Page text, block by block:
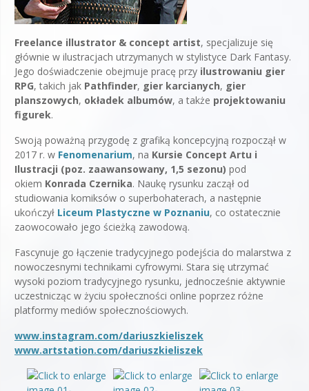
Freelance illustrator & concept artist, specjalizuje się
głównie w ilustracjach utrzymanych w stylistyce Dark Fantasy.
Jego doświadczenie obejmuje pracę przy ilustrowaniu gier
RPG, takich jak Pathfinder, gier karcianych, gier
planszowych, okładek albumów, a także projektowaniu
figurek.
Swoją poważną przygodę z grafiką koncepcyjną rozpoczął w
2017 r. w Fenomenarium, na Kursie Concept Artu i
Ilustracji (poz. zaawansowany, 1,5 sezonu) pod
okiem Konrada Czernika. Naukę rysunku zaczął od
studiowania komiksów o superbohaterach, a następnie
ukończył Liceum Plastyczne w Poznaniu, co ostatecznie
zaowocowało jego ścieżką zawodową.
Fascynuje go łączenie tradycyjnego podejścia do malarstwa z
nowoczesnymi technikami cyfrowymi. Stara się utrzymać
wysoki poziom tradycyjnego rysunku, jednocześnie aktywnie
uczestnicząc w życiu społeczności online poprzez różne
platformy mediów społecznościowych.
www.instagram.com/dariuszkieliszek
www.artstation.com/dariuszkieliszek